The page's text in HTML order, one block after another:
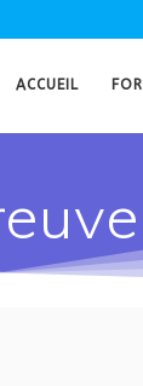
ACCUEIL